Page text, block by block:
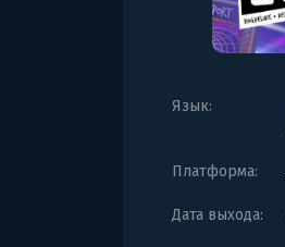
Язык:
Платформа:
Дата выхода: